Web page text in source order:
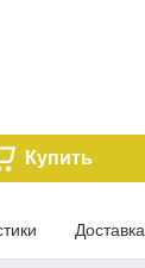
Купить
Доставка